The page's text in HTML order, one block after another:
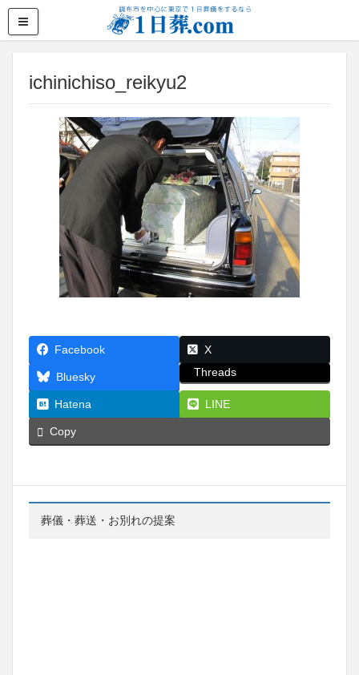
ichinichiso_reikyu2
Facebook X
Bluesky Threads
Hatena LINE
Copy
葬儀・葬送・お別れの提案